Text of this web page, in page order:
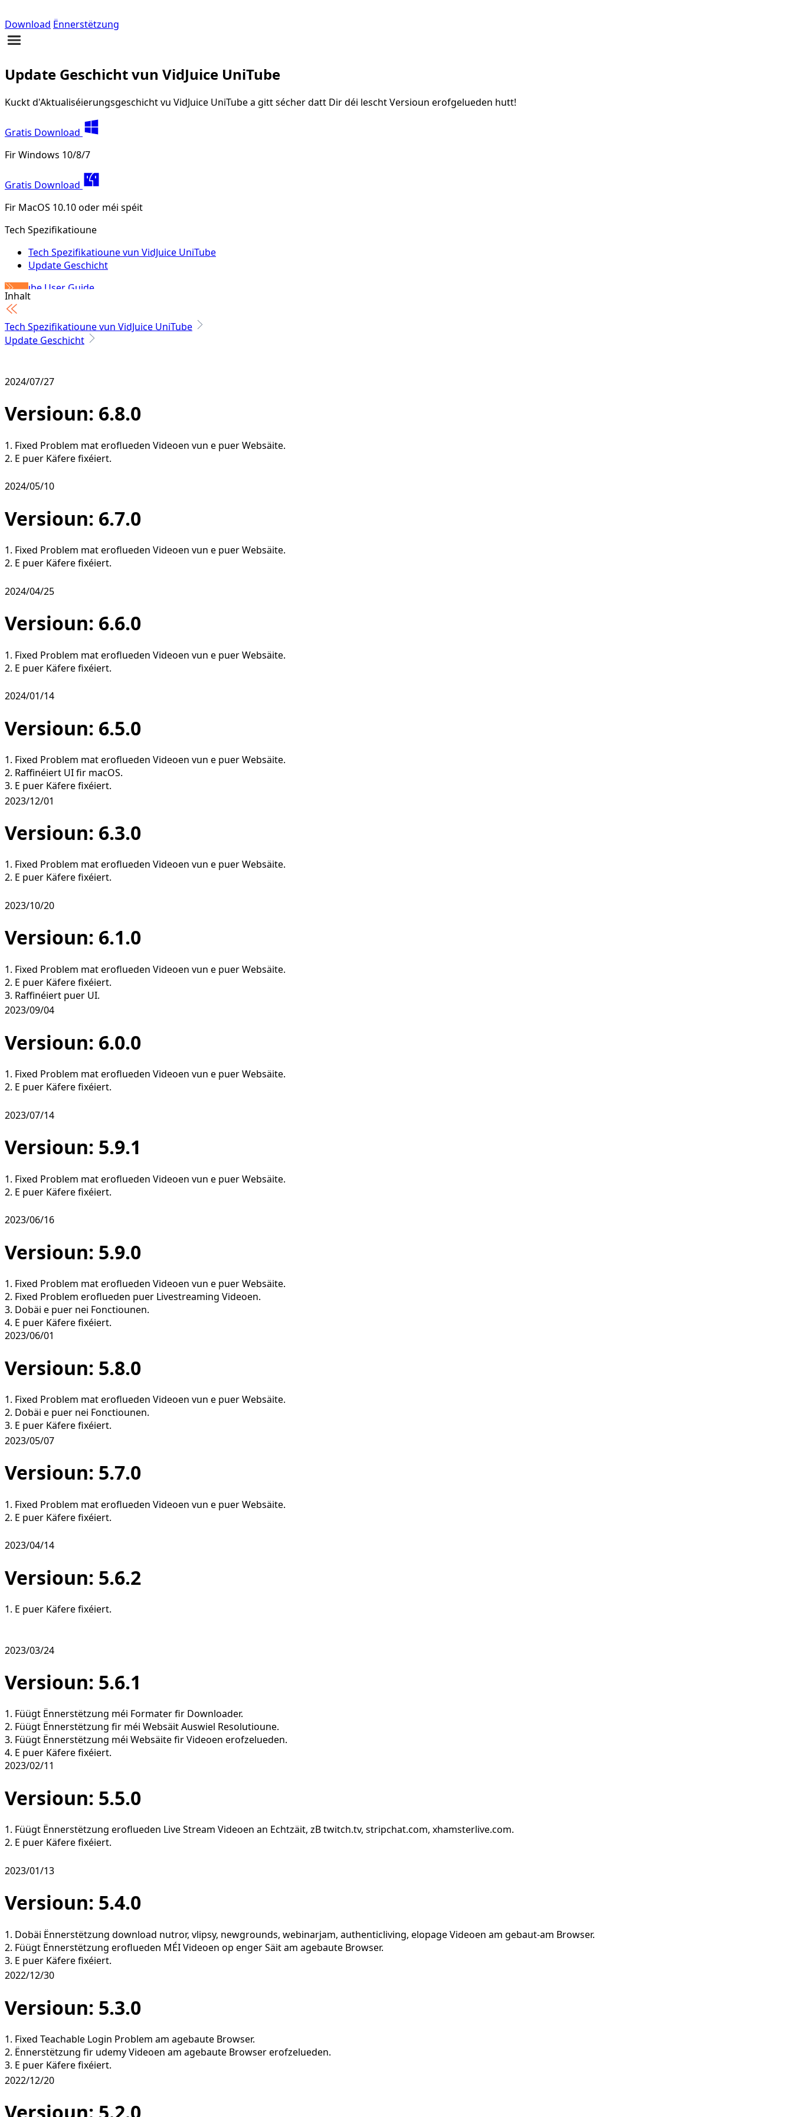
Download Ënnerstëtzung
Update Geschicht vun VidJuice UniTube
Kuckt d'Aktualiséierungsgeschicht vu VidJuice UniTube a gitt sécher datt Dir déi lescht Versioun erofgelueden hutt!
Gratis Download
Fir Windows 10/8/7
Gratis Download
Fir MacOS 10.10 oder méi spéit
Tech Spezifikatioune
Tech Spezifikatioune vun VidJuice UniTube
Update Geschicht
UniTube User Guide
Inhalt
Tech Spezifikatioune vun VidJuice UniTube
Update Geschicht
2024/07/27
Versioun: 6.8.0
1. Fixed Problem mat eroflueden Videoen vun e puer Websäite.
2. E puer Käfere fixéiert.
2024/05/10
Versioun: 6.7.0
1. Fixed Problem mat eroflueden Videoen vun e puer Websäite.
2. E puer Käfere fixéiert.
2024/04/25
Versioun: 6.6.0
1. Fixed Problem mat eroflueden Videoen vun e puer Websäite.
2. E puer Käfere fixéiert.
2024/01/14
Versioun: 6.5.0
1. Fixed Problem mat eroflueden Videoen vun e puer Websäite.
2. Raffinéiert UI fir macOS.
3. E puer Käfere fixéiert.
2023/12/01
Versioun: 6.3.0
1. Fixed Problem mat eroflueden Videoen vun e puer Websäite.
2. E puer Käfere fixéiert.
2023/10/20
Versioun: 6.1.0
1. Fixed Problem mat eroflueden Videoen vun e puer Websäite.
2. E puer Käfere fixéiert.
3. Raffinéiert puer UI.
2023/09/04
Versioun: 6.0.0
1. Fixed Problem mat eroflueden Videoen vun e puer Websäite.
2. E puer Käfere fixéiert.
2023/07/14
Versioun: 5.9.1
1. Fixed Problem mat eroflueden Videoen vun e puer Websäite.
2. E puer Käfere fixéiert.
2023/06/16
Versioun: 5.9.0
1. Fixed Problem mat eroflueden Videoen vun e puer Websäite.
2. Fixed Problem eroflueden puer Livestreaming Videoen.
3. Dobäi e puer nei Fonctiounen.
4. E puer Käfere fixéiert.
2023/06/01
Versioun: 5.8.0
1. Fixed Problem mat eroflueden Videoen vun e puer Websäite.
2. Dobäi e puer nei Fonctiounen.
3. E puer Käfere fixéiert.
2023/05/07
Versioun: 5.7.0
1. Fixed Problem mat eroflueden Videoen vun e puer Websäite.
2. E puer Käfere fixéiert.
2023/04/14
Versioun: 5.6.2
1. E puer Käfere fixéiert.
2023/03/24
Versioun: 5.6.1
1. Füügt Ënnerstëtzung méi Formater fir Downloader.
2. Füügt Ënnerstëtzung fir méi Websäit Auswiel Resolutioune.
3. Füügt Ënnerstëtzung méi Websäite fir Videoen erofzelueden.
4. E puer Käfere fixéiert.
2023/02/11
Versioun: 5.5.0
1. Füügt Ënnerstëtzung eroflueden Live Stream Videoen an Echtzäit, zB twitch.tv, stripchat.com, xhamsterlive.com.
2. E puer Käfere fixéiert.
2023/01/13
Versioun: 5.4.0
1. Dobäi Ënnerstëtzung download nutror, ​​vlipsy, newgrounds, webinarjam, authenticliving, elopage Videoen am gebaut-am Browser.
2. Füügt Ënnerstëtzung eroflueden MÉI Videoen op enger Säit am agebaute Browser.
3. E puer Käfere fixéiert.
2022/12/30
Versioun: 5.3.0
1. Fixed Teachable Login Problem am agebaute Browser.
2. Ënnerstëtzung fir udemy Videoen am agebaute Browser erofzelueden.
3. E puer Käfere fixéiert.
2022/12/20